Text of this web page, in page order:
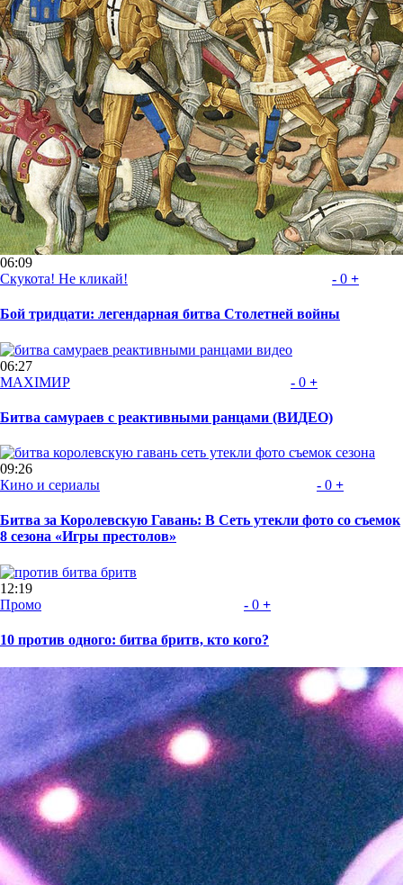
06:09
Скукота! Не кликай!
- 0 +
Бой тридцати: легендарная битва Столетней войны
06:27
MAXIMИР
- 0 +
Битва самураев с реактивными ранцами (ВИДЕО)
09:26
Кино и сериалы
- 0 +
Битва за Королевскую Гавань: В Сеть утекли фото со съемок
8 сезона «Игры престолов»
12:19
Промо
- 0 +
10 против одного: битва бритв, кто кого?